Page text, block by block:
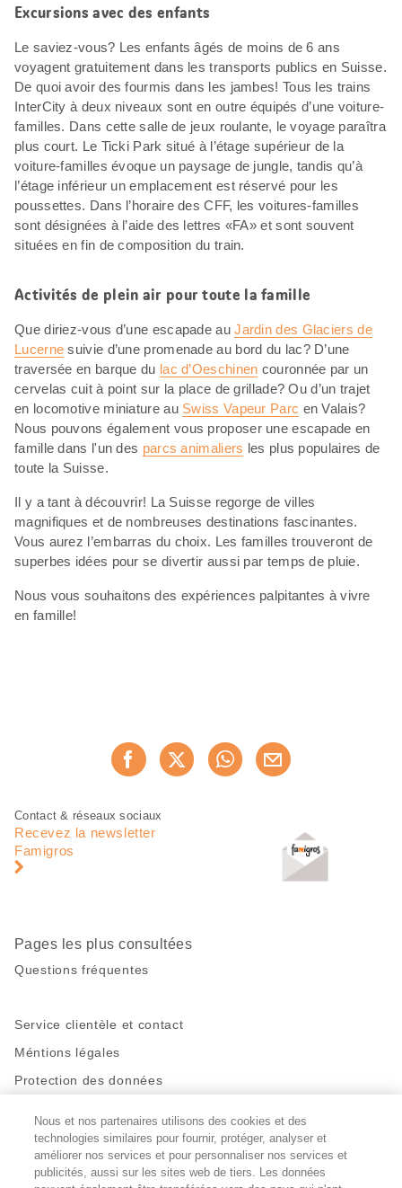
Excursions avec des enfants
Le saviez-vous? Les enfants âgés de moins de 6 ans
voyagent gratuitement dans les transports publics en Suisse.
De quoi avoir des fourmis dans les jambes! Tous les trains
InterCity à deux niveaux sont en outre équipés d’une voiture-
familles. Dans cette salle de jeux roulante, le voyage paraîtra
plus court. Le Ticki Park situé à l’étage supérieur de la
voiture-familles évoque un paysage de jungle, tandis qu’à
l’étage inférieur un emplacement est réservé pour les
poussettes. Dans l’horaire des CFF, les voitures-familles
sont désignées à l’aide des lettres «FA» et sont souvent
situées en fin de composition du train.
Activités de plein air pour toute la famille
Que diriez-vous d’une escapade auJardin des Glaciers de
Lucerne suivie d’une promenade au bord du lac? D’une
traversée en barque du lac d’Oeschinen couronnée par un
cervelas cuit à point sur la place de grillade? Ou d’un trajet
en locomotive miniature au Swiss Vapeur Parc en Valais?
Nous pouvons également vous proposer une escapade en
famille dans l'un des parcs animaliers les plus populaires de
toute la Suisse.
Il y a tant à découvrir! La Suisse regorge de villes
magnifiques et de nombreuses destinations fascinantes.
Vous aurez l’embarras du choix. Les familles trouveront de
superbes idées pour se divertir aussi par temps de pluie.
Nous vous souhaitons des expériences palpitantes à vivre
en famille!
Recommander maintenant
Pied
page
Navigation
pied
Contact & réseaux sociaux
Recevez la newsletter
Famigros
Pages les plus consultées
Questions fréquentes
Service clientèle et contact
Méntions légales
Protection des données
Restez en contact!
Facebook
http://twitter.com/migros
https://www.youtube.com/user/
PinterestInstagram
Nous et nos partenaires utilisons des cookies et des
technologies similaires pour fournir, protéger, analyser et
améliorer nos services et pour personnaliser nos services et
publicités, aussi sur les sites web de tiers. Les données